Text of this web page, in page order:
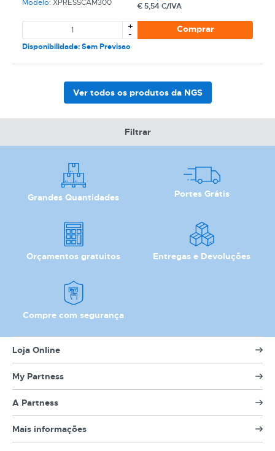
Modelo: XPRESSCAM300 €5,54 C/IVA
+
- Comprar
Disponibilidade: Sem Previsao
Ver todos os produtos da NGS
Filtrar
Grandes Quantidades Portes Grátis
Orçamentos gratuitos Entregas e Devoluções
Compre com segurança
Loja Online
My Partness
A Partness
Mais informações
NOME
MARCA
MODELO